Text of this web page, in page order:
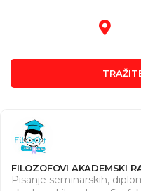
FILOZOFOVI AKADEMSKI
Pisanje seminarskih,